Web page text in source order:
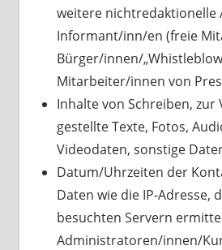
weitere nichtredaktionelle
Informant/inn/en (freie
Bürger/innen/
Mitarbeiter/innen von
Inhalte von Schreiben, zur
gestellte Texte, Fotos,
Videodaten, sonstige
Datum/Uhrzeiten der
Daten wie die IP-Adresse,
besuchten Servern
Administratoren/innen/